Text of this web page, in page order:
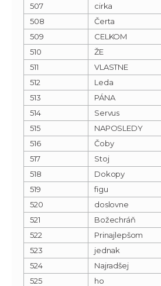
507
cirka
508
Čerta
509
CELKOM
510
ŽE
511
VLASTNE
512
Leda
513
PÁNA
514
Servus
515
NAPOSLEDY
516
Čoby
517
Stoj
518
Dokopy
519
figu
520
doslovne
521
Božechráň
522
Prinajlepšom
523
jednak
524
Najradšej
525
ho